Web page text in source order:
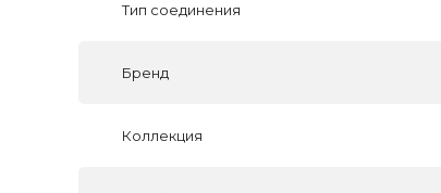
Тип соединения
Бренд
Коллекция